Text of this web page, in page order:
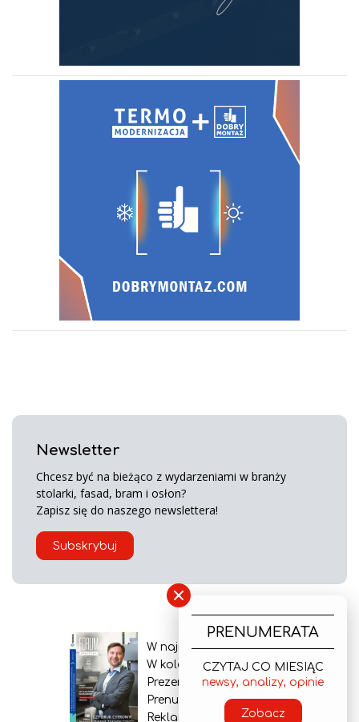
Newsletter
Chcesz być na bieżąco z wydarzeniami w branży
stolarki, fasad, bram i osłon?
Zapisz się do naszego newslettera!
Subskrybuj
W najnowszym wydaniu
W kolejnym numerze
Prezentacja gazety
Prenumerata
Reklama
×
PRENUMERATA
CZYTAJ CO MIESIĄC
newsy, analizy, opinie
Zobacz